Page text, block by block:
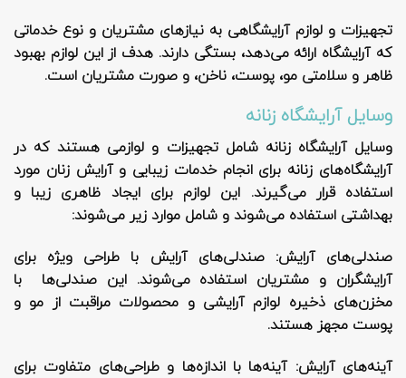
تجهیزات و لوازم آرایشگاهی به نیازهای مشتریان و نوع خدماتی
که آرایشگاه ارائه می‌دهد، بستگی دارند. هدف از این لوازم بهبود
ظاهر و سلامتی مو، پوست، ناخن، و صورت مشتریان است.
وسایل آرایشگاه زنانه
وسایل آرایشگاه زنانه شامل تجهیزات و لوازمی هستند که در
آرایشگاه‌های زنانه برای انجام خدمات زیبایی و آرایش زنان مورد
استفاده قرار می‌گیرند. این لوازم برای ایجاد ظاهری زیبا و
بهداشتی استفاده می‌شوند و شامل موارد زیر می‌شوند:
صندلی‌های آرایش: صندلی‌های آرایش با طراحی ویژه برای
آرایشگران و مشتریان استفاده می‌شوند. این صندلی‌ها با
مخزن‌های ذخیره لوازم آرایشی و محصولات مراقبت از مو و
پوست مجهز هستند.
آینه‌های آرایش: آینه‌ها با اندازه‌ها و طراحی‌های متفاوت برای